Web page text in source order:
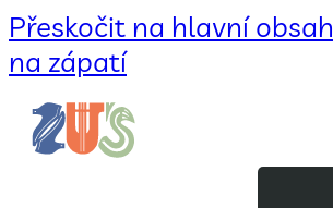
Přeskočit na hlavní obsah
na zápatí